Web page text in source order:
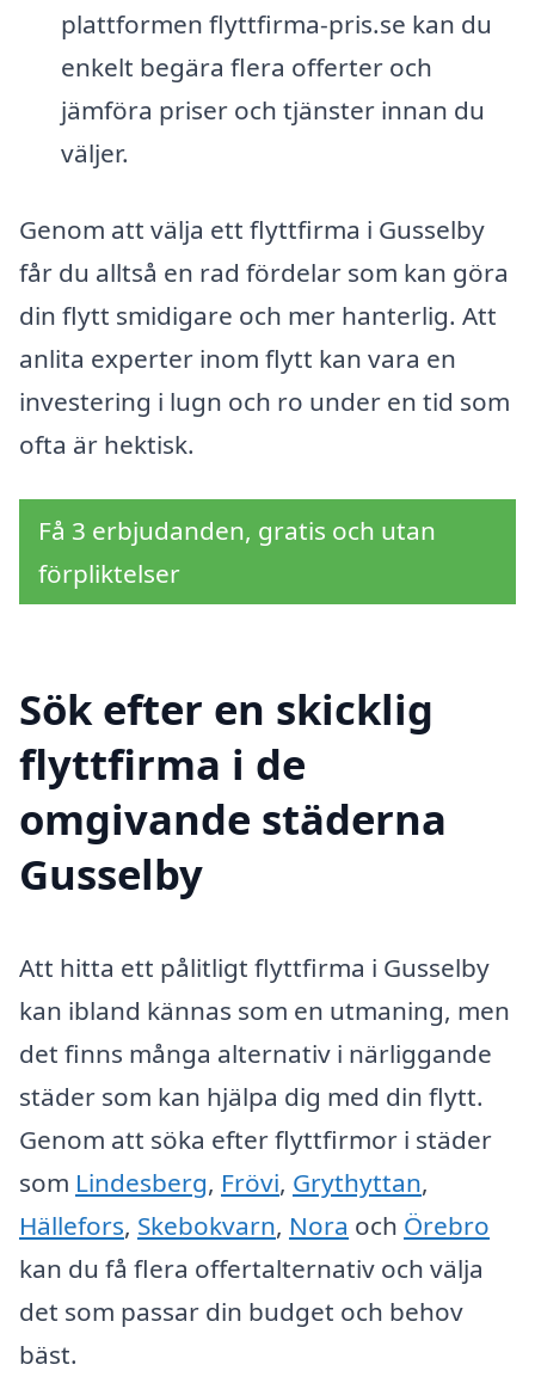
plattformen flyttfirma-pris.se kan du
enkelt begära flera offerter och
jämföra priser och tjänster innan du
väljer.
Genom att välja ett flyttfirma i Gusselby
får du alltså en rad fördelar som kan göra
din flytt smidigare och mer hanterlig. Att
anlita experter inom flytt kan vara en
investering i lugn och ro under en tid som
ofta är hektisk.
Få 3 erbjudanden, gratis och utan
förpliktelser
Sök efter en skicklig
flyttfirma i de
omgivande städerna
Gusselby
Att hitta ett pålitligt flyttfirma i Gusselby
kan ibland kännas som en utmaning, men
det finns många alternativ i närliggande
städer som kan hjälpa dig med din flytt.
Genom att söka efter flyttfirmor i städer
som Lindesberg, Frövi, Grythyttan,
Hällefors, Skebokvarn, Nora och Örebro
kan du få flera offertalternativ och välja
det som passar din budget och behov
bäst.